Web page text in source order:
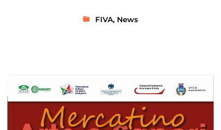
FIVA, News